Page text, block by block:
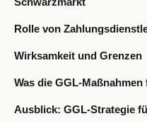
Rolle von
Wirksamkeit und Grenzen
Was die GGL-
Ausblick: GGL-Strategie